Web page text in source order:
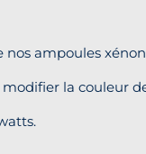
ampoules
la couleur